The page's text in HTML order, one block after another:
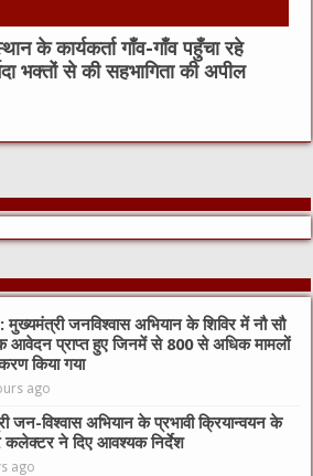
के कार्यकर्ता गाँव-गाँव पहुँचा रहे
भक्तों से की सहभागिता की अपील
मुख्यमंत्री जनविश्वास अभियान के शिविर में नौ सौ
आवेदन प्राप्त हुए जिनमें से 800 से अधिक मामलों
किया गया
ago
जन-विश्वास अभियान के प्रभावी क्रियान्वयन के
कलेक्टर ने दिए आवश्यक निर्देश
ago